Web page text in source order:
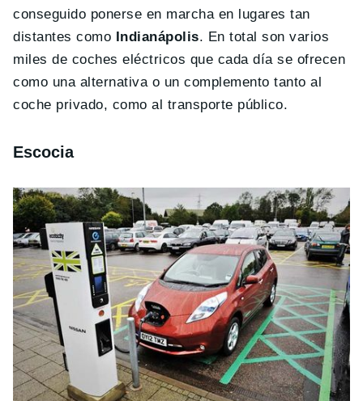
conseguido ponerse en marcha en lugares tan
distantes como Indianápolis. En total son varios
miles de coches eléctricos que cada día se ofrecen
como una alternativa o un complemento tanto al
coche privado, como al transporte público.
Escocia